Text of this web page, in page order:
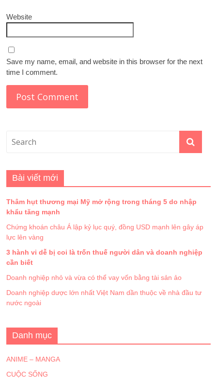
Website
Save my name, email, and website in this browser for the next
time I comment.
Bài viết mới
Thâm hụt thương mại Mỹ mở rộng trong tháng 5 do nhập
khẩu tăng mạnh
Chứng khoán châu Á lập kỷ lục quý, đồng USD mạnh lên gây áp
lực lên vàng
3 hành vi dễ bị coi là trốn thuế người dân và doanh nghiệp
cần biết
Doanh nghiệp nhỏ và vừa có thể vay vốn bằng tài sản ảo
Doanh nghiệp dược lớn nhất Việt Nam dần thuộc về nhà đầu tư
nước ngoài
Danh mục
ANIME – MANGA
CUỘC SỐNG